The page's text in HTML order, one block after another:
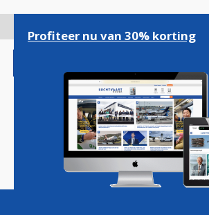
gaan
Magazine Podcasts
Profiteer nu van 30% korting